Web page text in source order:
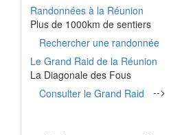
Randonnées à la Réunion
Plus de 1000km de sentiers
Rechercher une randonnée
Le Grand Raid de la Réunion
La Diagonale des Fous
Consulter le Grand Raid
-->